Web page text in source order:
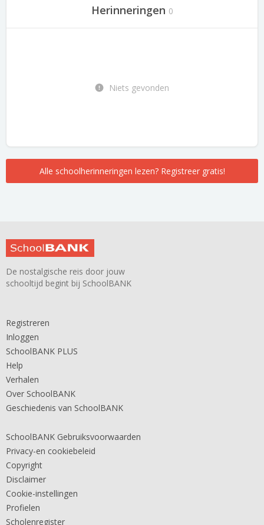
Herinneringen 0
Niets gevonden
Alle schoolherinneringen lezen? Registreer gratis!
De nostalgische reis door jouw
schooltijd begint bij SchoolBANK
Registreren
Inloggen
SchoolBANK PLUS
Help
Verhalen
Over SchoolBANK
Geschiedenis van SchoolBANK
SchoolBANK Gebruiksvoorwaarden
Privacy-en cookiebeleid
Copyright
Disclaimer
Cookie-instellingen
Profielen
Scholenregister